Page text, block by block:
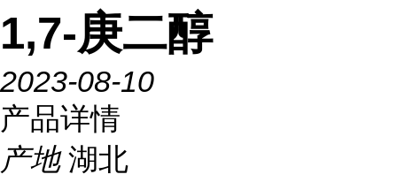
1,7-庚二醇
2023-08-10
产品详情
产地 湖北